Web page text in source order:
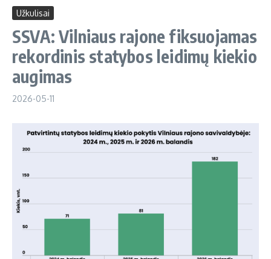
Užkulisai
SSVA: Vilniaus rajone fiksuojamas
rekordinis statybos leidimų kiekio
augimas
2026-05-11